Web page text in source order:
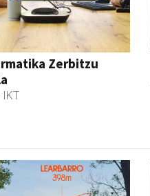
Zerbitzu
IKT